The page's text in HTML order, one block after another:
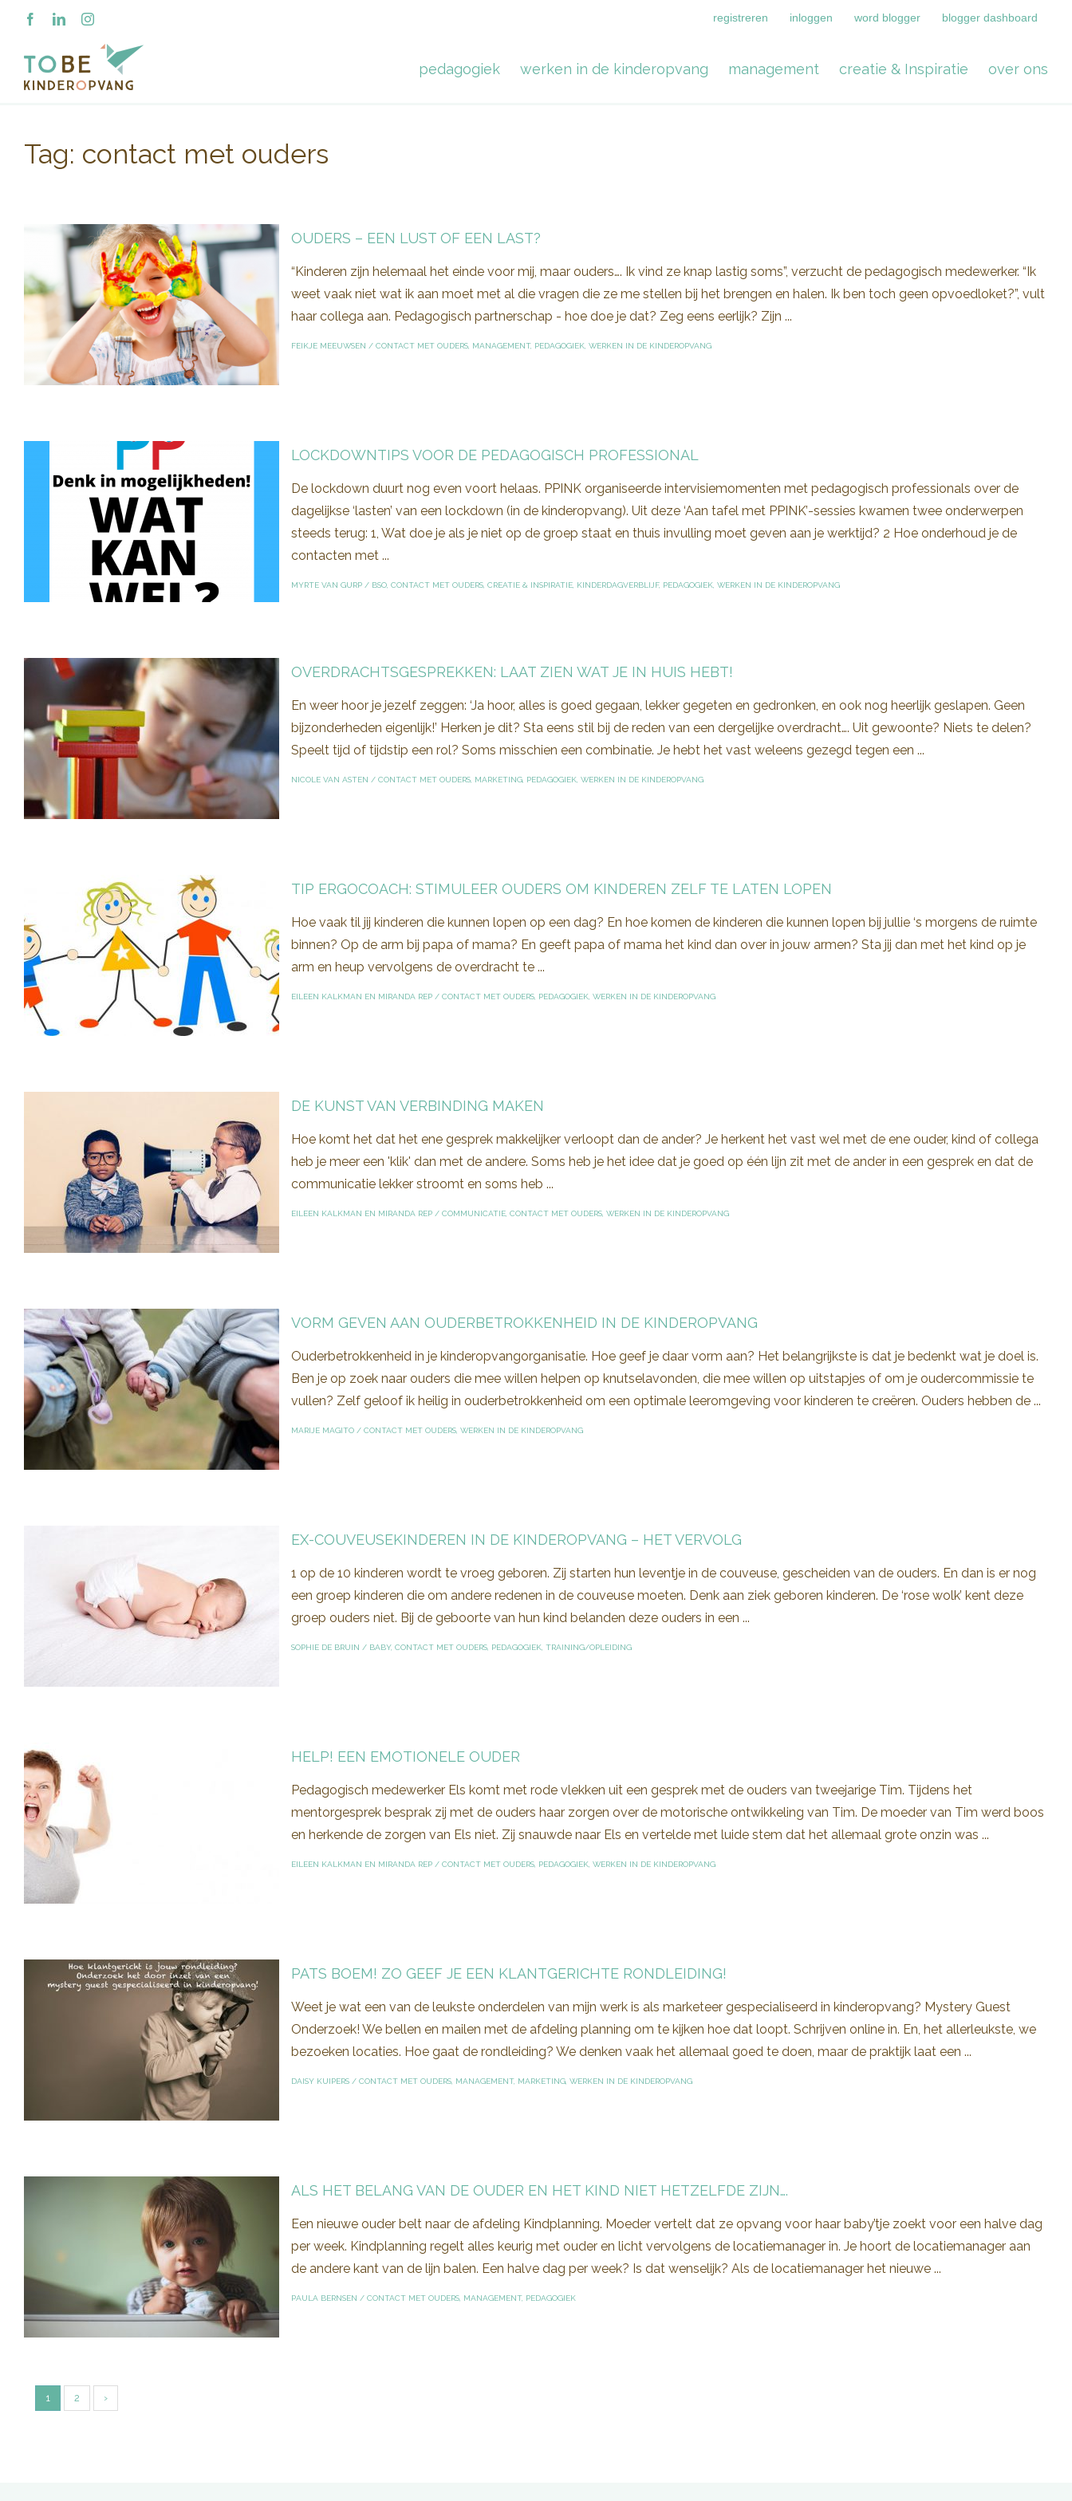
inhoud
FacebookLinkedInInstagram registreren inloggen word blogger blogger dashboard
pedagogiek werken in de kinderopvang management creatie & Inspiratie over ons
Tag: contact met ouders
OUDERS – EEN LUST OF EEN LAST?
“Kinderen zijn helemaal het einde voor mij, maar ouders…. Ik vind ze knap lastig soms”, verzucht de pedagogisch medewerker. “Ik
weet vaak niet wat ik aan moet met al die vragen die ze me stellen bij het brengen en halen. Ik ben toch geen opvoedloket?”, vult
haar collega aan. Pedagogisch partnerschap - hoe doe je dat? Zeg eens eerlijk? Zijn ...
FEIKJE MEEUWSEN / CONTACT MET OUDERS MANAGEMENT, PEDAGOGIEK WERKEN IN DE KINDEROPVANG
LOCKDOWNTIPS VOOR DE PEDAGOGISCH PROFESSIONAL
De lockdown duurt nog even voort helaas. PPINK organiseerde intervisiemomenten met pedagogisch professionals over de
dagelijkse ‘lasten’ van een lockdown (in de kinderopvang). Uit deze ‘Aan tafel met PPINK’-sessies kwamen twee onderwerpen
steeds terug: 1, Wat doe je als je niet op de groep staat en thuis invulling moet geven aan je werktijd? 2 Hoe onderhoud je de
contacten met ...
MYRTE VAN GURP / BSO CONTACT MET OUDERS CREATIE & INSPIRATIE KINDERDAGVERBLIJF, PEDAGOGIEK WERKEN IN DE KINDEROPVANG
OVERDRACHTSGESPREKKEN: LAAT ZIEN WAT JE IN HUIS HEBT!
En weer hoor je jezelf zeggen: ‘Ja hoor, alles is goed gegaan, lekker gegeten en gedronken, en ook nog heerlijk geslapen. Geen
bijzonderheden eigenlijk!’ Herken je dit? Sta eens stil bij de reden van een dergelijke overdracht…. Uit gewoonte? Niets te delen?
Speelt tijd of tijdstip een rol? Soms misschien een combinatie. Je hebt het vast weleens gezegd tegen een ...
NICOLE VAN ASTEN / CONTACT MET OUDERS MARKETING PEDAGOGIEK WERKEN IN DE KINDEROPVANG
TIP ERGOCOACH: STIMULEER OUDERS OM KINDEREN ZELF TE LATEN LOPEN
Hoe vaak til jij kinderen die kunnen lopen op een dag? En hoe komen de kinderen die kunnen lopen bij jullie ‘s morgens de ruimte
binnen? Op de arm bij papa of mama? En geeft papa of mama het kind dan over in jouw armen? Sta jij dan met het kind op je
arm en heup vervolgens de overdracht te ...
EILEEN KALKMAN EN MIRANDA REP / CONTACT MET OUDERS PEDAGOGIEK WERKEN IN DE KINDEROPVANG
DE KUNST VAN VERBINDING MAKEN
Hoe komt het dat het ene gesprek makkelijker verloopt dan de ander? Je herkent het vast wel met de ene ouder, kind of collega
heb je meer een 'klik' dan met de andere. Soms heb je het idee dat je goed op één lijn zit met de ander in een gesprek en dat de
communicatie lekker stroomt en soms heb ...
EILEEN KALKMAN EN MIRANDA REP / COMMUNICATIE CONTACT MET OUDERS WERKEN IN DE KINDEROPVANG
VORM GEVEN AAN OUDERBETROKKENHEID IN DE KINDEROPVANG
Ouderbetrokkenheid in je kinderopvangorganisatie. Hoe geef je daar vorm aan? Het belangrijkste is dat je bedenkt wat je doel is.
Ben je op zoek naar ouders die mee willen helpen op knutselavonden, die mee willen op uitstapjes of om je oudercommissie te
vullen? Zelf geloof ik heilig in ouderbetrokkenheid om een optimale leeromgeving voor kinderen te creëren. Ouders hebben de ...
MARIJE MAGITO / CONTACT MET OUDERS WERKEN IN DE KINDEROPVANG
EX-COUVEUSEKINDEREN IN DE KINDEROPVANG – HET VERVOLG
1 op de 10 kinderen wordt te vroeg geboren. Zij starten hun leventje in de couveuse, gescheiden van de ouders. En dan is er nog
een groep kinderen die om andere redenen in de couveuse moeten. Denk aan ziek geboren kinderen. De ‘rose wolk’ kent deze
groep ouders niet. Bij de geboorte van hun kind belanden deze ouders in een ...
SOPHIE DE BRUIN / BABY, CONTACT MET OUDERS PEDAGOGIEK TRAINING/OPLEIDING
HELP! EEN EMOTIONELE OUDER
Pedagogisch medewerker Els komt met rode vlekken uit een gesprek met de ouders van tweejarige Tim. Tijdens het
mentorgesprek besprak zij met de ouders haar zorgen over de motorische ontwikkeling van Tim. De moeder van Tim werd boos
en herkende de zorgen van Els niet. Zij snauwde naar Els en vertelde met luide stem dat het allemaal grote onzin was ...
EILEEN KALKMAN EN MIRANDA REP / CONTACT MET OUDERS PEDAGOGIEK WERKEN IN DE KINDEROPVANG
PATS BOEM! ZO GEEF JE EEN KLANTGERICHTE RONDLEIDING!
Weet je wat een van de leukste onderdelen van mijn werk is als marketeer gespecialiseerd in kinderopvang? Mystery Guest
Onderzoek! We bellen en mailen met de afdeling planning om te kijken hoe dat loopt. Schrijven online in. En, het allerleukste, we
bezoeken locaties. Hoe gaat de rondleiding? We denken vaak het allemaal goed te doen, maar de praktijk laat een ...
DAISY KUIPERS / CONTACT MET OUDERS MANAGEMENT, MARKETING WERKEN IN DE KINDEROPVANG
ALS HET BELANG VAN DE OUDER EN HET KIND NIET HETZELFDE ZIJN….
Een nieuwe ouder belt naar de afdeling Kindplanning. Moeder vertelt dat ze opvang voor haar baby’tje zoekt voor een halve dag
per week. Kindplanning regelt alles keurig met ouder en licht vervolgens de locatiemanager in. Je hoort de locatiemanager aan
de andere kant van de lijn balen. Een halve dag per week? Is dat wenselijk? Als de locatiemanager het nieuwe ...
PAULA BERNSEN / CONTACT MET OUDERS MANAGEMENT, PEDAGOGIEK
1 2 ›